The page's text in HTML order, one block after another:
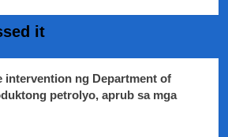
it
intervention ng Department of
petrolyo, aprub sa mga